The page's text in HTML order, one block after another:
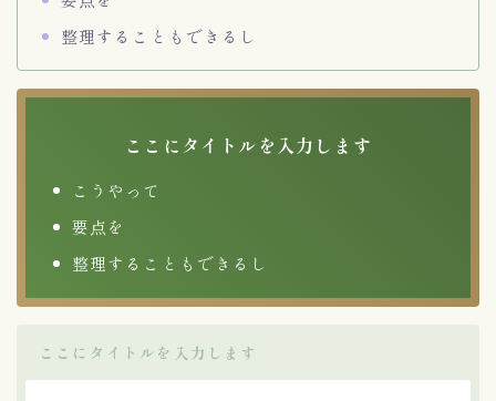
整理することもできるし
ここにタイトルを入力します
こうやって
要点を
整理することもできるし
ここにタイトルを入力します